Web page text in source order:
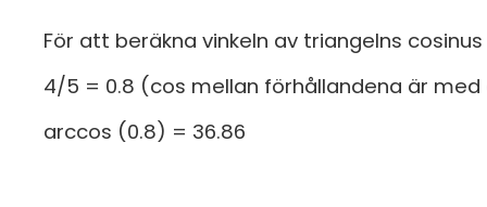
För att beräkna vinkeln av triangelns cosinus
4/5 = 0.8 (cos mellan förhållandena är med
arccos (0.8) = 36.86